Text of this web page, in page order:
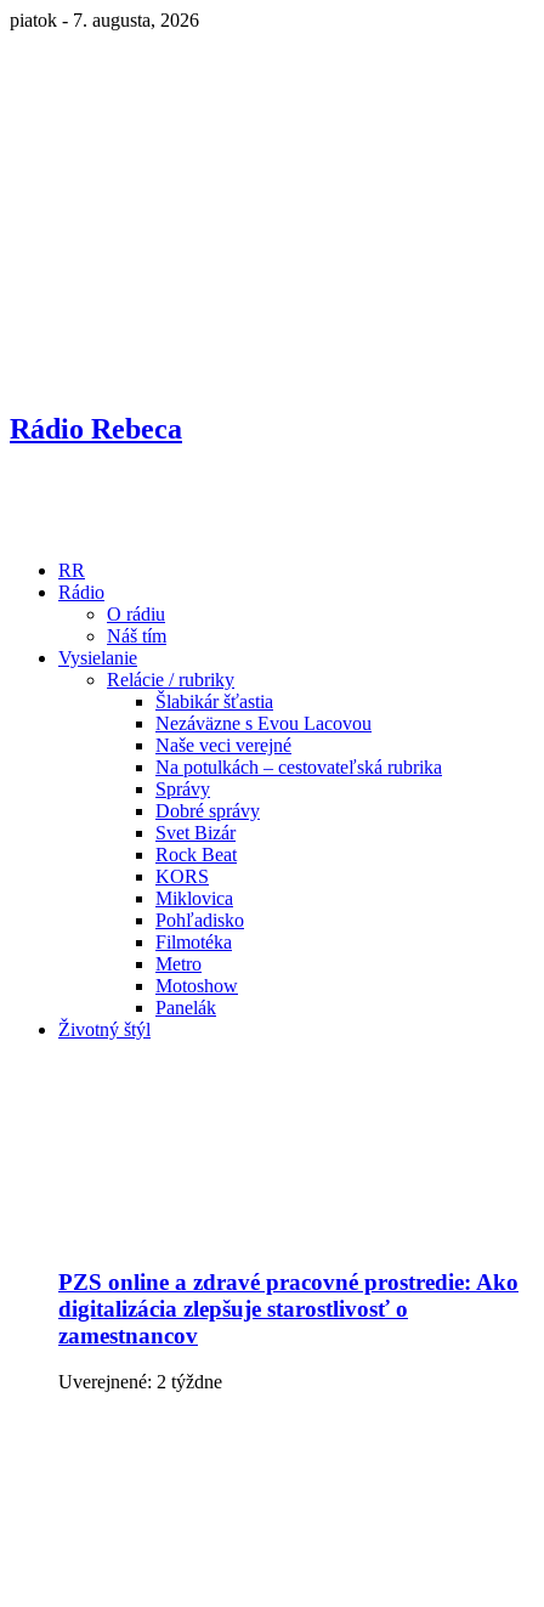
piatok - 7. augusta, 2026
Rádio Rebeca
RR
Rádio
O rádiu
Náš tím
Vysielanie
Relácie / rubriky
Šlabikár šťastia
Nezáväzne s Evou Lacovou
Naše veci verejné
Na potulkách – cestovateľská rubrika
Správy
Dobré správy
Svet Bizár
Rock Beat
KORS
Miklovica
Pohľadisko
Filmotéka
Metro
Motoshow
Panelák
Životný štýl
PZS online a zdravé pracovné prostredie: Ako
digitalizácia zlepšuje starostlivosť o
zamestnancov
Uverejnené: 2 týždne